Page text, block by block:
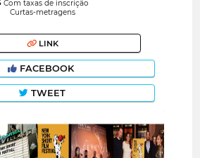
Com taxas de inscrição
Curtas-metragens
LINK
FACEBOOK
TWEET